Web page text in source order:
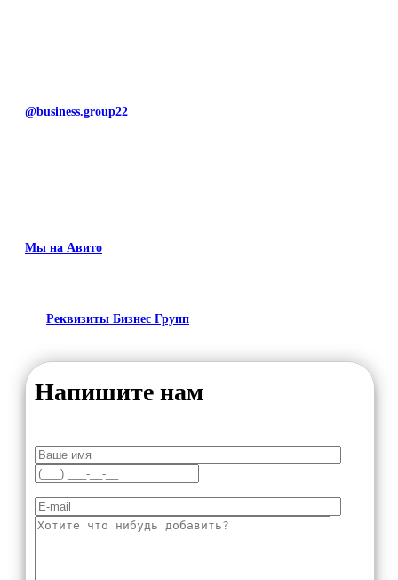
@business.group22
Мы на Авито
Реквизиты Бизнес Групп
Напишите нам